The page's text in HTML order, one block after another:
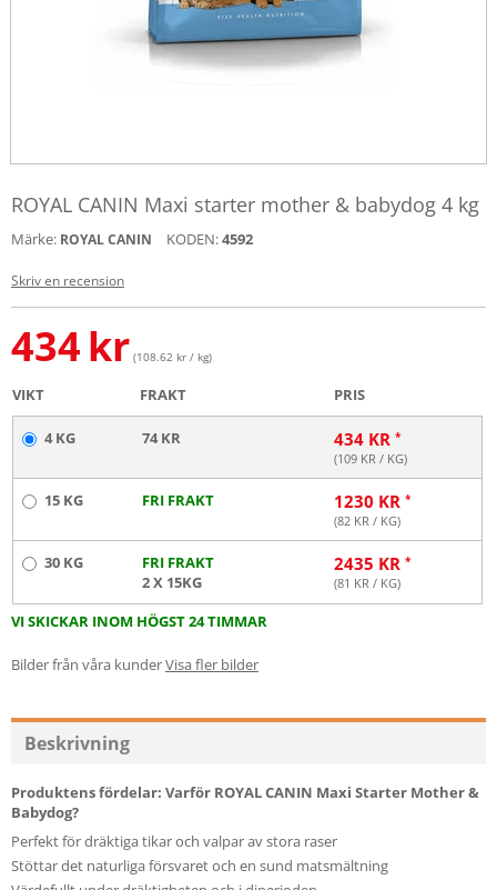
ROYAL CANIN Maxi starter mother & babydog 4 kg
Märke: ROYAL CANIN KODEN:4592
Skriv en recension
434kr (108.62 kr / kg)
VIKT FRAKT PRIS
4 KG 74 KR 434 KR
(109 KR / KG)
15 KG FRI FRAKT 1230 KR
(82 KR / KG)
30 KG
FRI FRAKT
2 X 15KG
2435 KR
(81 KR / KG)
VI SKICKAR INOM HÖGST 24 TIMMAR
Bilder från våra kunderVisa fler bilder
Beskrivning
Produktens fördelar: Varför ROYAL CANIN Maxi Starter Mother &
Babydog?
Perfekt för dräktiga tikar och valpar av stora raser
Stöttar det naturliga försvaret och en sund matsmältning